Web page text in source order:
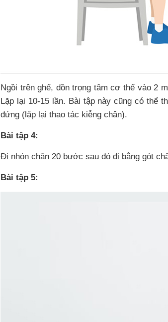
Ngồi trên ghế, dồn trọng tâm cơ thể vào 2
Lặp lại 10-15 lần. Bài tập này cũng có thể
đứng (lặp lại thao tác kiễng chân).
Bài tập 4:
Đi nhón chân 20 bước sau đó đi bằng gót
Bài tập 5: